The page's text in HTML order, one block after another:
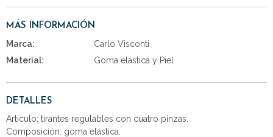
MÁS INFORMACIÓN
Marca:
Carlo Visconti
Material:
Goma elástica y Piel
DETALLES
Articulo: tirantes regulables con cuatro pinzas.
Composición: goma elástica.